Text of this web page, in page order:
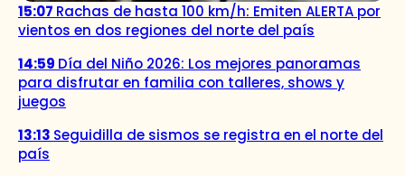
15:07 Rachas de hasta 100 km/h: Emiten ALERTA por
vientos en dos regiones del norte del país
14:59 Día del Niño 2026: Los mejores panoramas
para disfrutar en familia con talleres, shows y
juegos
13:13 Seguidilla de sismos se registra en el norte del
país